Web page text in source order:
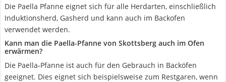
Die Paella Pfanne eignet sich für alle Herdarten, einschließlich
Induktionsherd, Gasherd und kann auch im Backofen
verwendet werden.
Kann man die Paella-Pfanne von Skottsberg auch im Ofen
erwärmen?
Die Paella-Pfanne ist auch für den Gebrauch in Backöfen
geeignet. Dies eignet sich beispielsweise zum Restgaren, wenn